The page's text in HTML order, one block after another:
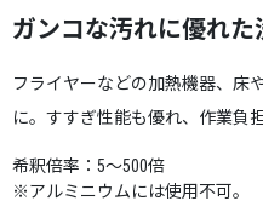
ガンコな汚れに優れた
フライヤーなどの加熱機器、床
に。すすぎ性能も優れ、作業負
希釈倍率：5～500倍
※アルミニウムには使用不可。